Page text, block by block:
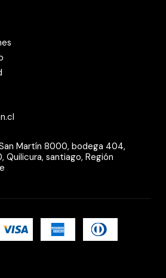
Martín 8000, bodega 404,
santiago, Región